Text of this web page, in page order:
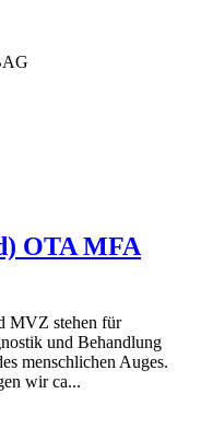
OTA MFA
MVZ stehen für
und Behandlung
menschlichen Auges.
wir ca...